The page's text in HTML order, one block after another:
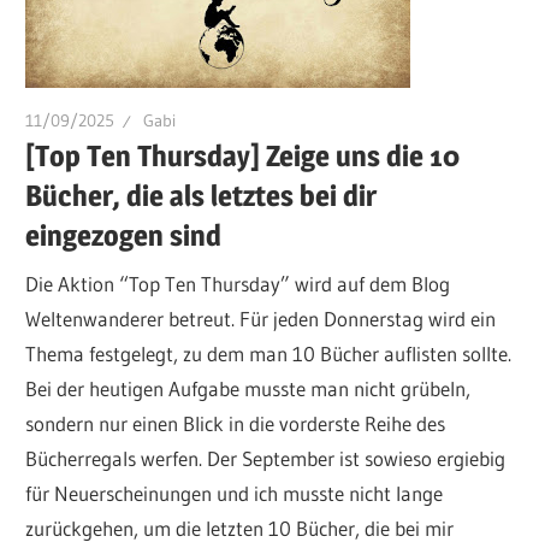
11/09/2025 Gabi
[Top Ten Thursday] Zeige uns die 10
Bücher, die als letztes bei dir
eingezogen sind
Die Aktion “Top Ten Thursday” wird auf dem Blog
Weltenwanderer betreut. Für jeden Donnerstag wird ein
Thema festgelegt, zu dem man 10 Bücher auflisten sollte.
Bei der heutigen Aufgabe musste man nicht grübeln,
sondern nur einen Blick in die vorderste Reihe des
Bücherregals werfen. Der September ist sowieso ergiebig
für Neuerscheinungen und ich musste nicht lange
zurückgehen, um die letzten 10 Bücher, die bei mir